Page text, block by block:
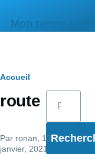
Mon pense-bête
Fil
d'Ariane
Accueil
route
Par ronan , 12
janvier, 2021